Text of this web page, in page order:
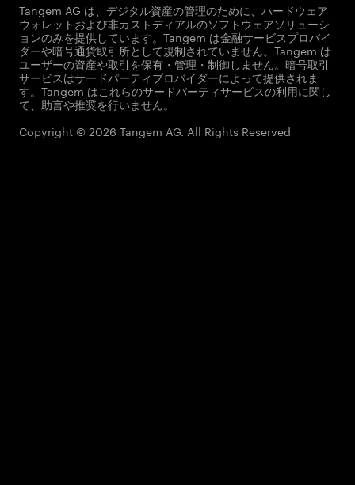
Tangem AG は、デジタル資産の管理のために、ハードウェア
ウォレットおよび非カストディアルのソフトウェアソリューシ
ョンのみを提供しています。Tangem は金融サービスプロバイ
ダーや暗号通貨取引所として規制されていません。Tangem は
ユーザーの資産や取引を保有・管理・制御しません。暗号取引
サービスはサードパーティプロバイダーによって提供されま
す。Tangem はこれらのサードパーティサービスの利用に関し
て、助言や推奨を行いません。